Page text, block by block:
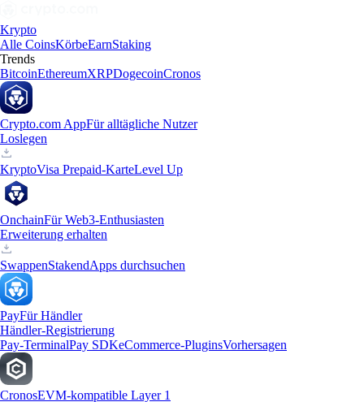
Krypto
Alle CoinsKörbeEarnStaking
Trends
BitcoinEthereumXRPDogecoinCronos
Crypto.com AppFür alltägliche Nutzer
Loslegen
KryptoVisa Prepaid-KarteLevel Up
OnchainFür Web3-Enthusiasten
Erweiterung erhalten
SwappenStakendApps durchsuchen
PayFür Händler
Händler-Registrierung
Pay-TerminalPay SDKeCommerce-PluginsVorhersagen
CronosEVM-kompatible Layer 1